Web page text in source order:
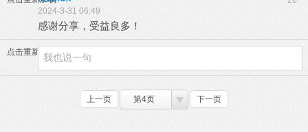
2024-3-31 06:49
感谢分享，受益良多！
点击重新加载
上一页 第4页 下一页